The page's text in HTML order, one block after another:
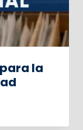
la